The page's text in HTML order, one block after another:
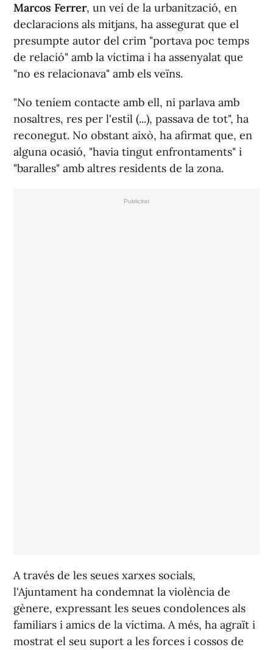
Marcos Ferrer, un veí de la urbanització, en
declaracions als mitjans, ha assegurat que el
presumpte autor del crim "portava poc temps
de relació" amb la víctima i ha assenyalat que
"no es relacionava" amb els veïns.
"No teníem contacte amb ell, ni parlava amb
nosaltres, res per l'estil (...), passava de tot", ha
reconegut. No obstant això, ha afirmat que, en
alguna ocasió, "havia tingut enfrontaments" i
"baralles" amb altres residents de la zona.
A través de les seues xarxes socials,
l'Ajuntament ha condemnat la violència de
gènere, expressant les seues condolences als
familiars i amics de la víctima. A més, ha agraït i
mostrat el seu suport a les forces i cossos de